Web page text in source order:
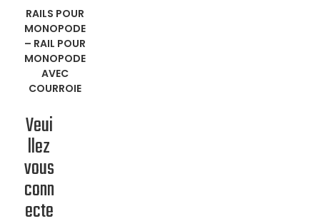
EN
SAVOIR
PLUS
RAILS POUR
MONOPODE
– RAIL POUR
MONOPODE
AVEC
COURROIE
Veui
llez
vous
conn
ecte